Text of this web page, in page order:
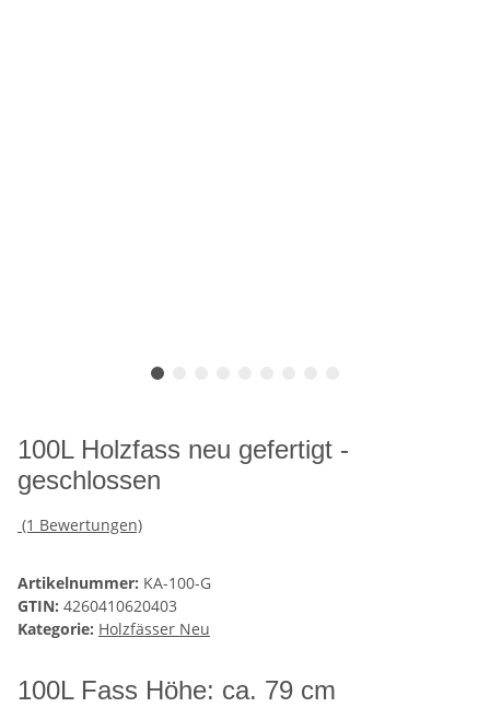
100L Holzfass neu gefertigt -
geschlossen
(1 Bewertungen)
Artikelnummer: KA-100-G
GTIN: 4260410620403
Kategorie: Holzfässer Neu
100L Fass Höhe: ca. 79 cm